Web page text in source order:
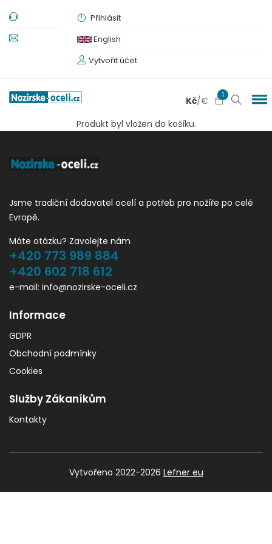
Přihlásit
English
Vytvořit účet
Kč/€ 1
Produkt byl vložen do košíku.
Jsme tradiční dodavatel ocelí a potřeb pro nožíře po celé
Evropě.
Máte otázku? Zavolejte nám
+420 773 989 884
+420 602 718 612
e-mail: info@nozirske-oceli.cz
Informace
GDPR
Obchodní podmínky
Cookies
Služby Zákaníkům
Kontakty
Vytvořeno 2022-2026 Lefner eu